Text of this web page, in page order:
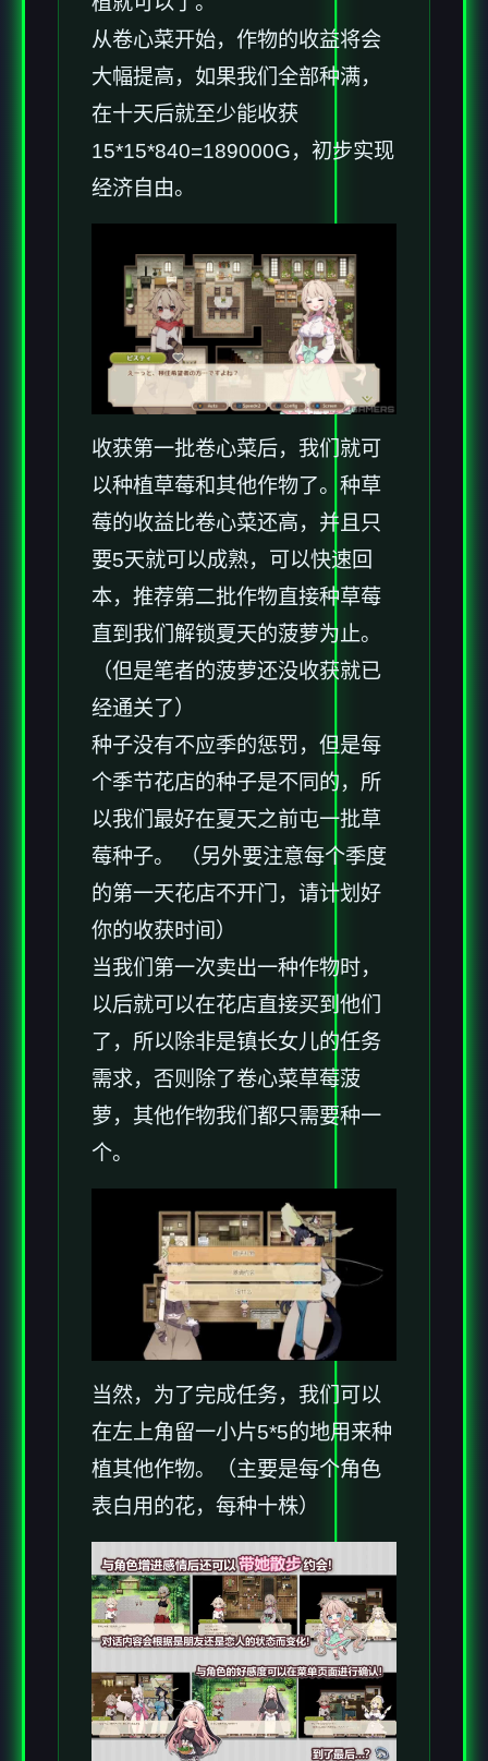
从卷心菜开始，作物的收益将会
大幅提高，如果我们全部种满，
在十天后就至少能收获
15*15*840=189000G，初步实现
经济自由。
收获第一批卷心菜后，我们就可
以种植草莓和其他作物了。种草
莓的收益比卷心菜还高，并且只
要5天就可以成熟，可以快速回
本，推荐第二批作物直接种草莓
直到我们解锁夏天的菠萝为止。
（但是笔者的菠萝还没收获就已
经通关了）
种子没有不应季的惩罚，但是每
个季节花店的种子是不同的，所
以我们最好在夏天之前屯一批草
莓种子。 （另外要注意每个季度
的第一天花店不开门，请计划好
你的收获时间）
当我们第一次卖出一种作物时，
以后就可以在花店直接买到他们
了，所以除非是镇长女儿的任务
需求，否则除了卷心菜草莓菠
萝，其他作物我们都只需要种一
个。
当然，为了完成任务，我们可以
在左上角留一小片5*5的地用来种
植其他作物。（主要是每个角色
表白用的花，每种十株）